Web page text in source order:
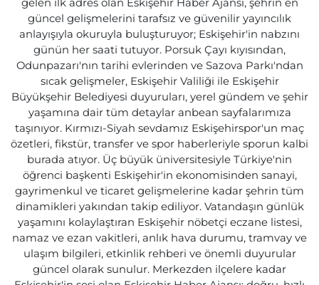
gelen ilk adres olan Eskişehir Haber Ajansı, şehrin en
güncel gelişmelerini tarafsız ve güvenilir yayıncılık
anlayışıyla okuruyla buluşturuyor; Eskişehir'in nabzını
günün her saati tutuyor. Porsuk Çayı kıyısından,
Odunpazarı'nın tarihi evlerinden ve Sazova Parkı'ndan
sıcak gelişmeler, Eskişehir Valiliği ile Eskişehir
Büyükşehir Belediyesi duyuruları, yerel gündem ve şehir
yaşamına dair tüm detaylar anbean sayfalarımıza
taşınıyor. Kırmızı-Siyah sevdamız Eskişehirspor'un maç
özetleri, fikstür, transfer ve spor haberleriyle sporun kalbi
burada atıyor. Üç büyük üniversitesiyle Türkiye'nin
öğrenci başkenti Eskişehir'in ekonomisinden sanayi,
gayrimenkul ve ticaret gelişmelerine kadar şehrin tüm
dinamikleri yakından takip ediliyor. Vatandaşın günlük
yaşamını kolaylaştıran Eskişehir nöbetçi eczane listesi,
namaz ve ezan vakitleri, anlık hava durumu, tramvay ve
ulaşım bilgileri, etkinlik rehberi ve önemli duyurular
güncel olarak sunulur. Merkezden ilçelere kadar